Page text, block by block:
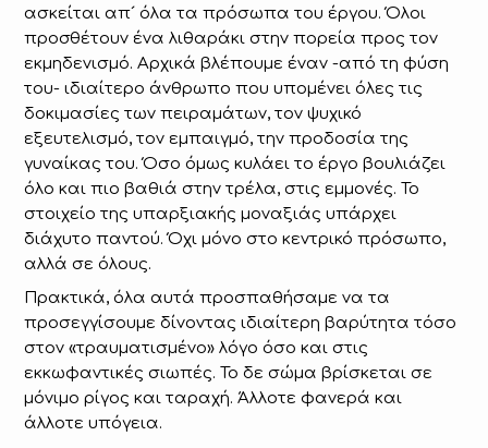
ασκείται απ´ όλα τα πρόσωπα του έργου. Όλοι
προσθέτουν ένα λιθαράκι στην πορεία προς τον
εκμηδενισμό. Αρχικά βλέπουμε έναν -από τη φύση
του- ιδιαίτερο άνθρωπο που υπομένει όλες τις
δοκιμασίες των πειραμάτων, τον ψυχικό
εξευτελισμό, τον εμπαιγμό, την προδοσία της
γυναίκας του. Όσο όμως κυλάει το έργο βουλιάζει
όλο και πιο βαθιά στην τρέλα, στις εμμονές. Το
στοιχείο της υπαρξιακής μοναξιάς υπάρχει
διάχυτο παντού. Όχι μόνο στο κεντρικό πρόσωπο,
αλλά σε όλους.
Πρακτικά, όλα αυτά προσπαθήσαμε να τα
προσεγγίσουμε δίνοντας ιδιαίτερη βαρύτητα τόσο
στον «τραυματισμένο» λόγο όσο και στις
εκκωφαντικές σιωπές. Το δε σώμα βρίσκεται σε
μόνιμο ρίγος και ταραχή. Άλλοτε φανερά και
άλλοτε υπόγεια.